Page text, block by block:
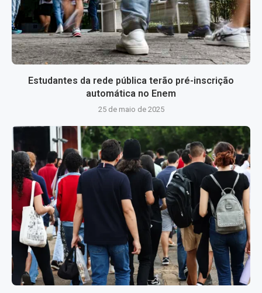
Estudantes da rede pública terão pré-inscrição
automática no Enem
25 de maio de 2025